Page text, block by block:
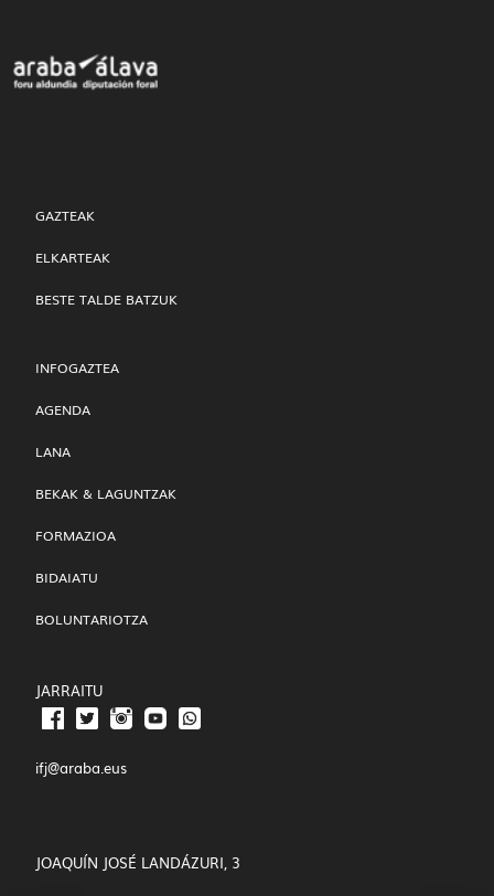
GAZTEAK
ELKARTEAK
BESTE TALDE BATZUK
INFOGAZTEA
AGENDA
LANA
BEKAK & LAGUNTZAK
FORMAZIOA
BIDAIATU
BOLUNTARIOTZA
JARRAITU
ifj@araba.eus
JOAQUÍN JOSÉ LANDÁZURI, 3